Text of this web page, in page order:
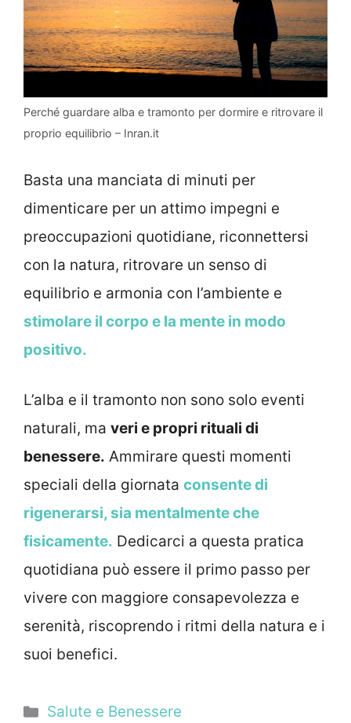
Perché guardare alba e tramonto per dormire e ritrovare il
proprio equilibrio – Inran.it
Basta una manciata di minuti per
dimenticare per un attimo impegni e
preoccupazioni quotidiane, riconnettersi
con la natura, ritrovare un senso di
equilibrio e armonia con l’ambiente e
stimolare il corpo e la mente in modo
positivo.
L’alba e il tramonto non sono solo eventi
naturali, ma veri e propri rituali di
benessere. Ammirare questi momenti
speciali della giornata consente di
rigenerarsi, sia mentalmente che
fisicamente. Dedicarci a questa pratica
quotidiana può essere il primo passo per
vivere con maggiore consapevolezza e
serenità, riscoprendo i ritmi della natura e i
suoi benefici.
Categorie
Salute e Benessere